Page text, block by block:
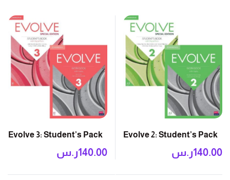
Evolve 2: Student’s Pack
ر.س140.00
Evolve 3: Student’s Pack
ر.س140.00